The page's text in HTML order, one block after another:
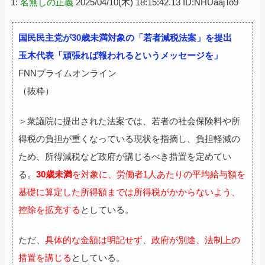
国民民主党が30歳未満対象の「若者減税法案」を提出
玉木代表「頑張れば報われるというメッセージを」
FNNプライムオンライン
（抜粋）
＞衆議院に提出された法案では、若者の社会保険料や所
得税の負担が重くなっている現状を指摘し、負担軽減の
ため、所得減税など政府が講じるべき措置を定めてい
る。 30歳未満を対象に、労働者1人あたりの平均給与額を
基礎に算定した所得額までは所得税がかからないよう、
控除を拡充する としている。
ただ、 具体的な金額は明記せず、政府が別途、法制上の
措置を講じる としている。